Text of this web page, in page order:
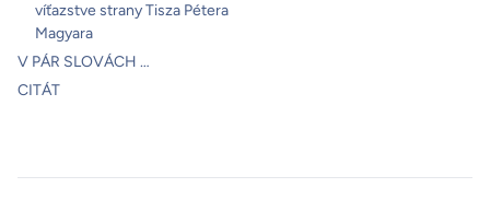
víťazstve strany Tisza Pétera
Magyara
V PÁR SLOVÁCH …
CITÁT